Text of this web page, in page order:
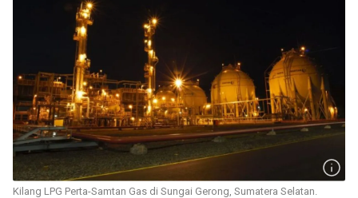
Kilang LPG Perta-Samtan Gas di Sungai Gerong, Sumatera Selatan.